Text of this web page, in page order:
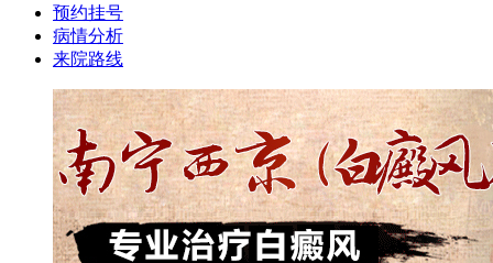
预约挂号
病情分析
来院路线